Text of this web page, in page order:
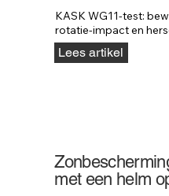
KASK WG11-test:
rotatie-impact en
Lees artikel
met een helm